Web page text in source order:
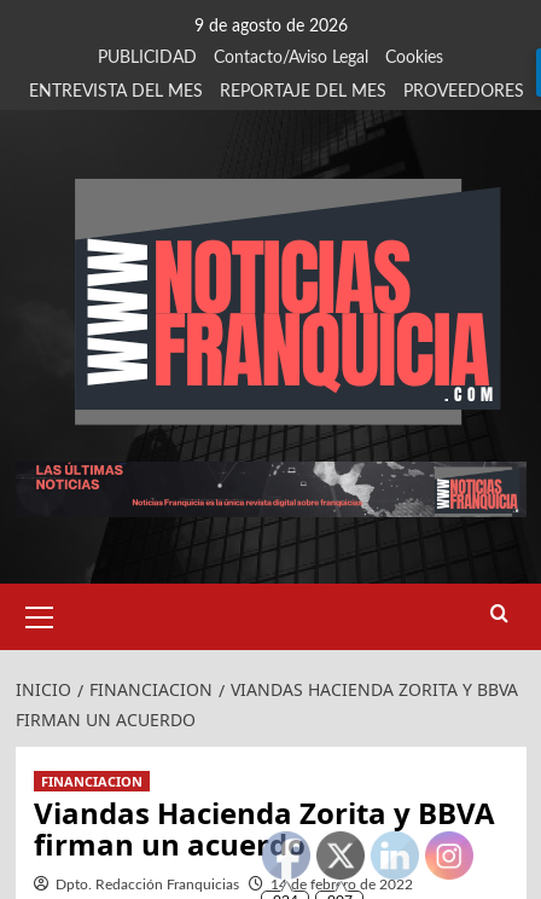
9 de agosto de 2026
PUBLICIDAD
Contacto/Aviso Legal
Cookies
ENTREVISTA DEL MES
REPORTAJE DEL MES PROVEEDORES
primario
INICIO FINANCIACION
VIANDAS HACIENDA ZORITA Y BBVA
FIRMAN UN ACUERDO
FINANCIACION
Viandas Hacienda Zorita y BBVA
firman un acuerdo
Dpto. Redacción Franquicias 14 de febrero de 2022
924 907